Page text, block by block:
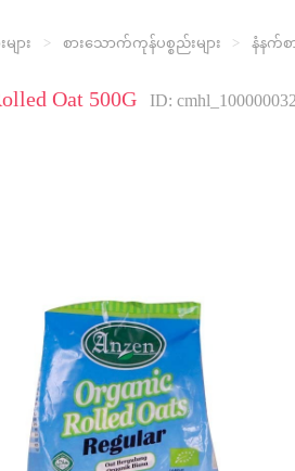
ျား စားသောက်ကုန်ပစ္စည်းများ နံနက်စ
Oat 500G ID: